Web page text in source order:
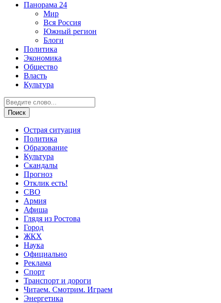
Панорама 24
Мир
Вся Россия
Южный регион
Блоги
Политика
Экономика
Общество
Власть
Культура
Острая ситуация
Политика
Образование
Культура
Скандалы
Прогноз
Отклик есть!
СВО
Армия
Афиша
Глядя из Ростова
Город
ЖКХ
Наука
Официально
Реклама
Спорт
Транспорт и дороги
Читаем. Смотрим. Играем
Энергетика